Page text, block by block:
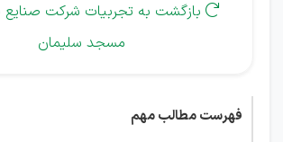
 بازگشت به تجربیات شرکت صنایع
مسجد سلیمان
فهرست مطالب مهم